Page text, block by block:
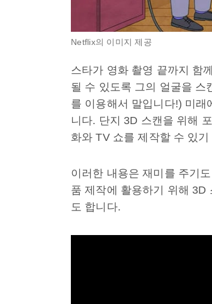
Netflix의 이미지 제공
스타가 영화 촬영 끝까지 함
될 수 있도록 그의 얼굴을 스
를 이용해서 말입니다!) 미
니다. 단지 3D 스캔을 위해
화와 TV 쇼를 제작할 수 있
이러한 내용은 재미를 주기
품 제작에 활용하기 위해 3D
도 합니다.